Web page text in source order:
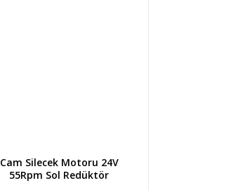
Cam Silecek Motoru 24V
55Rpm Sol Redüktör